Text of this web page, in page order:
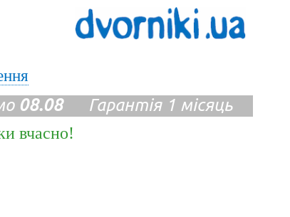
08.08Гарантія 1 місяць
вчасно!